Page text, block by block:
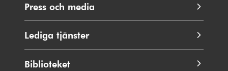
Press och media
Lediga tjänster
Biblioteket